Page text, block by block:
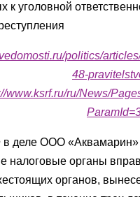
к уголовной
politics/
48-
www.ksrf.ru/ru/News/
деле ООО «Аквамарин»
налоговые органы
органов,